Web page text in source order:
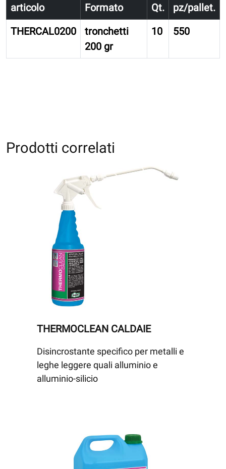
articolo Formato Qt.
pz/pallet.
THERCAL0200
tronchetti
200 gr
10 550
Prodotti correlati
THERMOCLEAN CALDAIE
Disincrostante specifico per metalli e
leghe leggere quali alluminio e
alluminio-silicio